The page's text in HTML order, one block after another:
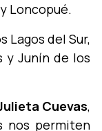
Loncopué.
Lagos del Sur,
y Junín de los
Cuevas,
nos permiten